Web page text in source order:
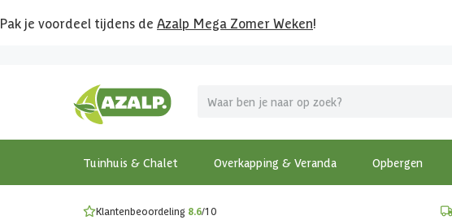
Pak je voordeel tijdens de Azalp Mega Zomer Weken!
Tuinhuis & Chalet Overkapping & Veranda Opbergen
MEGA zomer kortingen op overkappingen en tuinhuizen!
Bekijk de actiemodellen
Gratis wandplankset
Ontdek onze metalen overkappingen
Klantenbeoordeling 8.6/10